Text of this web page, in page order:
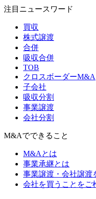
注目ニュースワード
買収
株式譲渡
合併
吸収合併
TOB
クロスボーダーM&A
子会社
吸収分割
事業譲渡
会社分割
M&Aでできること
M&Aとは
事業承継とは
事業譲渡・会社譲渡
会社を買うことをご